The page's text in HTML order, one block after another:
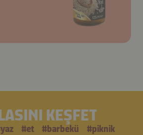
KEŞFET
yaz #et #barbekü #piknik